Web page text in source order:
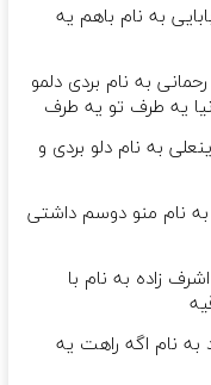
به نام باهم یه
به نام بردی دلمو
یه طرف تو یه طرف
به نام دلو بردی و
آهنگ 7 باند به نام منو دوسم داشتی
زاده به نام با
به نام اگه راهت یه